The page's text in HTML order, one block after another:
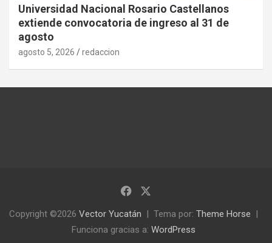
Universidad Nacional Rosario Castellanos
extiende convocatoria de ingreso al 31 de
agosto
agosto 5, 2026 redaccion
Copyright ©2026 Vector Yucatán Tema por: Theme Horse
Funciona gracias a: WordPress